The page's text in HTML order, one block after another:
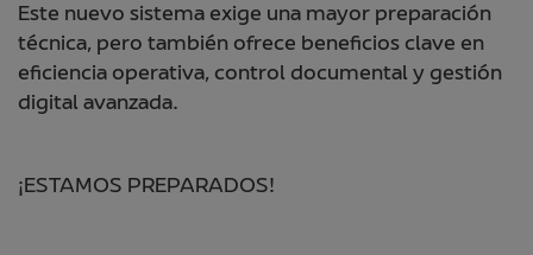
Este nuevo sistema exige una mayor preparación
técnica, pero también ofrece beneficios clave en
eficiencia operativa, control documental y gestión
digital avanzada.
¡ESTAMOS PREPARADOS!